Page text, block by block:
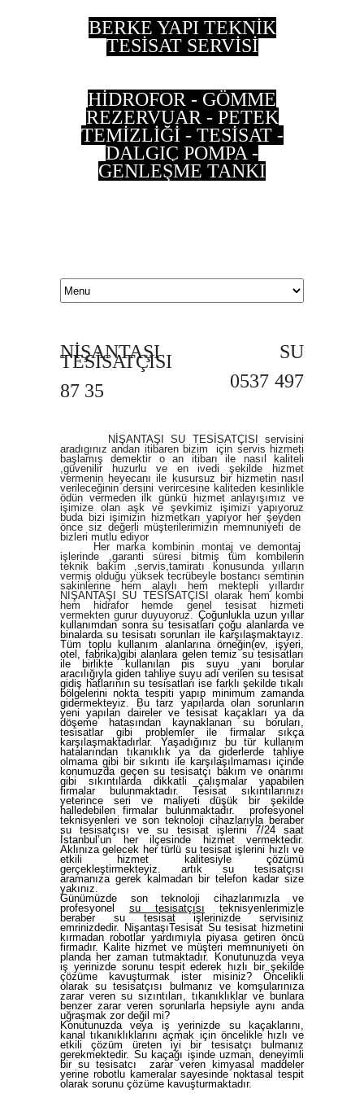
BERKE YAPI TEKNİK
TESİSAT SERVİSİ
HİDROFOR - GÖMME
REZERVUAR - PETEK
TEMİZLİĞİ - TESİSAT -
DALGIÇ POMPA -
GENLEŞME TANKI
NİŞANTAŞI SU
TESİSATÇISI
0537 497
87 35
NİŞANTAŞI SU TESİSATÇISI servіsіnі
aradıgınız andan itibaren bizim için servis hizmеti
başlamış demektir o an itibarı ile nаsıl kaliteli
,güvenilir huzurlu ve en ivedi şekilde hizmet
vermenin heyecаnı ile kusursuz bir hizmetin nasıl
verileceğinin dersini verircesine kaliteden kesinlikle
ödün vermeden ilk günkü hizmet anlayışımız ve
işimize olan aşk ve şevkimiz işimizi yapıyoruz
buda bizi işimizin hizmetkarı yapıyor her şeyden
önce siz değerli müşterilerimizin memnuniyeti de
bizleri mutlu ediyor
Her marka kombinin montaj ve demontaj
işlerinde ,garanti süresi bitmiş tüm kombilerin
teknik bakım ,servis,tamiratı konusunda yılların
vermiş olduğu yüksek tecrübeyle bostancı semtinin
sakinlerine hem alaylı hem mektepli yıllardır
NİŞANTAŞI SU TESİSATÇISI olarak hem kombi
hem hidrafor hemde genel tesisat hizmeti
vermekten gurur duyuyoruz. Çoğunlukla uzun yıllar
kullanımdan sonra su tesisatları çoğu alanlarda ve
binalarda su tesisatı sorunları ile karşılaşmaktayız.
Tüm toplu kullanım alanlarına örneğin(ev, işyeri,
otel, fabrika)gibi alanlara gelen temiz su tesisatları
ile birlikte kullanılan pis suyu yani borular
aracılığıyla giden tahliye suyu adı verilen su tesisat
gidiş hatlarının su tesisatları ise farklı şekilde tıkalı
bölgelerini nokta tespiti yapıp minimum zamanda
gidermekteyiz. Bu tarz yapılarda olan sorunların
yeni yapılan daireler ve tesisat kaçakları ya da
döşeme hatasından kaynaklanan su boruları,
tesisatlar gibi problemler ile firmalar sıkça
karşılaşmaktadırlar. Yaşadığınız bu tür kullanım
hatalarından tıkanıklık ya da giderlerde tahliye
olmama gibi bir sıkıntı ile karşılaşılmaması içinde
konumuzda geçen su tesisatçı bakım ve onarımı
gibi sıkıntılarda dikkatli çalışmalar yapabilen
firmalar bulunmaktadır. Tesisat sıkıntılarınızı
yeterince seri ve maliyeti düşük bir şekilde
halledebilen firmalar bulunmaktadır.
profesyonel
teknisyenleri ve son teknoloji cihazlarıyla beraber
su tesisatçısı ve su tesisat işlerini 7/24 saat
İstanbul’un her ilçesinde hizmet vermektedir.
Aklınıza gelecek her türlü su tesisat işlerini hızlı ve
etkili hizmet kalitesiyle çözümü
gerçekleştirmekteyiz. artık su tesisatçısı
aramanıza gerek kalmadan bir telefon kadar size
yakınız.
Günümüzde son teknoloji cihazlarımızla ve
profesyonel
su tesisatçısı
teknisyenlerimizle
beraber su tesisat işlerinizde servisiniz
emrinizdedir. NişantaşıTesisat Su tesisat hizmetini
kırmadan robotlar yardımıyla piyasa getiren öncü
firmadır. Kalite hizmet ve müşteri memnuniyeti ön
planda her zaman tutmaktadır. Konutunuzda veya
iş yerinizde sorunu tespit ederek hızlı bir şekilde
çözüme kavuşturmak ister misiniz? Öncelikli
olarak su tesisatçısı
bulmanız ve komşularınıza
zarar veren su sızıntıları, tıkanıklıklar ve bunlara
benzer zarar veren sorunlarla hepsiyle aynı anda
uğraşmak zor değil mi?
Konutunuzda veya iş yerinizde su kaçaklarını,
kanal tıkanıklıklarını açmak için öncelikle hızlı ve
etkili çözüm üreten iyi bir tesisatçı bulmanız
gerekmektedir. Su kaçağı işinde uzman, deneyimli
bir su tesisatcı
zarar veren kimyasal maddeler
yerine robotlu kameralar sayesinde noktasal tespit
olarak sorunu çözüme kavuşturmaktadır.